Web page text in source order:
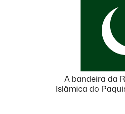
A bandeira da
Islâmica do